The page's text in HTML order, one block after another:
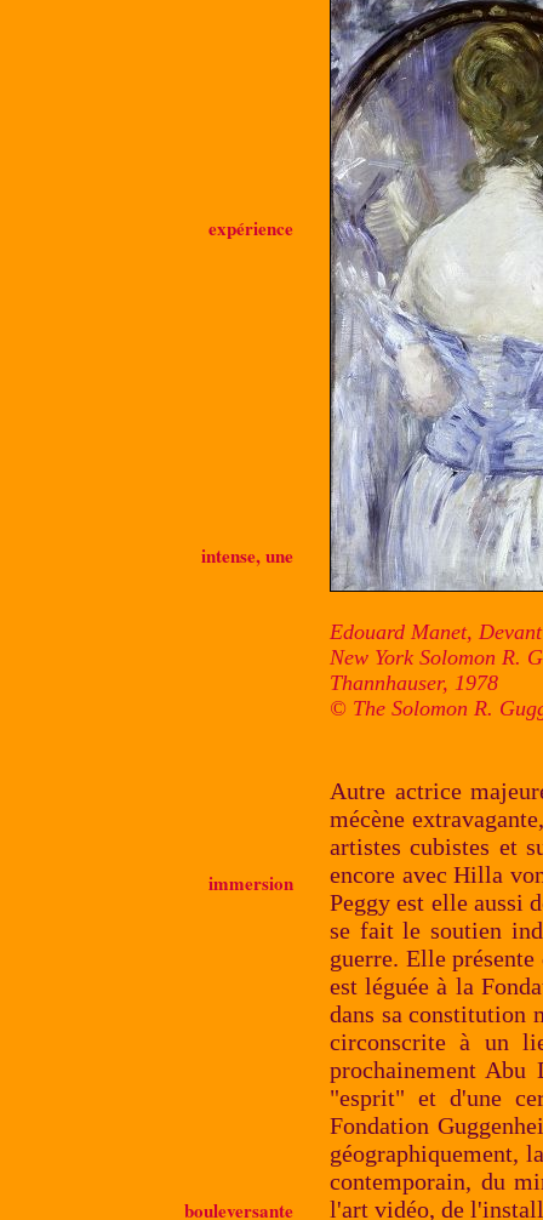
expérience
intense, une
immersion
bouleversante
Edouard Manet,
New York Solomon R.
Thannhauser, 1978
© The Solomon R.
Autre actrice
mécène
artistes cubistes et
encore avec Hilla
Peggy est elle aussi
se fait le soutien
guerre. Elle
est léguée à la
dans sa constitution
circonscrite à un
prochainement Abu
"esprit" et d'une
Fondation
géographiquement,
contemporain, du
l'art vidéo, de